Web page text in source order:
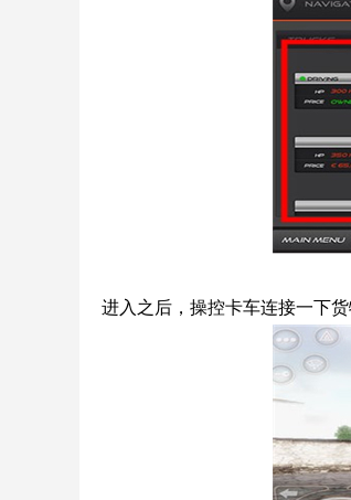
进入之后，操控卡车连接一下